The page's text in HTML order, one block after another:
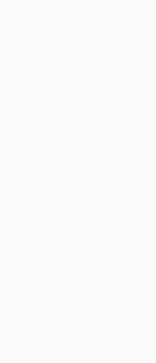
அதிரடி - அரசு